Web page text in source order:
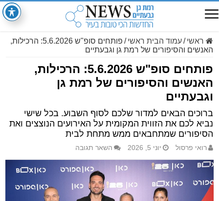
ראשי /עמוד הבית ראשי /
פותחים סופ"ש 5.6.2026: הרכילות,
האנשים והסיפורים של רמת גן וגבעתיים
פותחים סופ"ש 5.6.2026: הרכילות,
האנשים והסיפורים של רמת גן
וגבעתיים
ברוכים הבאים למדור שלכם לסוף השבוע. בכל שישי
נביא לכם את הזווית המקומית על האירועים הנוצצים ואת
הסיפורים שמתחבאים ממש מתחת לבית
רואי פרסול יוני 5, 2026 השאר תגובה